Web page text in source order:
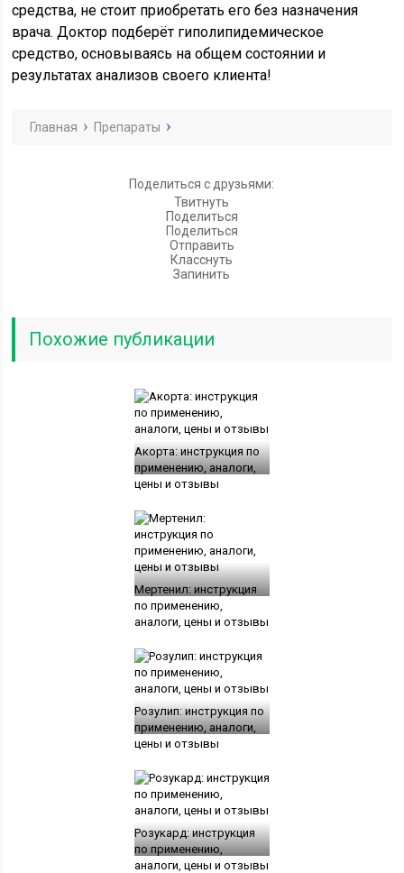
средства, не стоит приобретать его без назначения
врача. Доктор подберёт гиполипидемическое
средство, основываясь на общем состоянии и
результатах анализов своего клиента!
Главная Препараты
Поделиться с друзьями:
Твитнуть
Поделиться
Поделиться
Отправить
Класснуть
Запинить
Похожие публикации
Акорта: инструкция по
применению, аналоги,
цены и отзывы
Мертенил: инструкция
по применению,
аналоги, цены и отзывы
Розулип: инструкция по
применению, аналоги,
цены и отзывы
Розукард: инструкция
по применению,
аналоги, цены и отзывы